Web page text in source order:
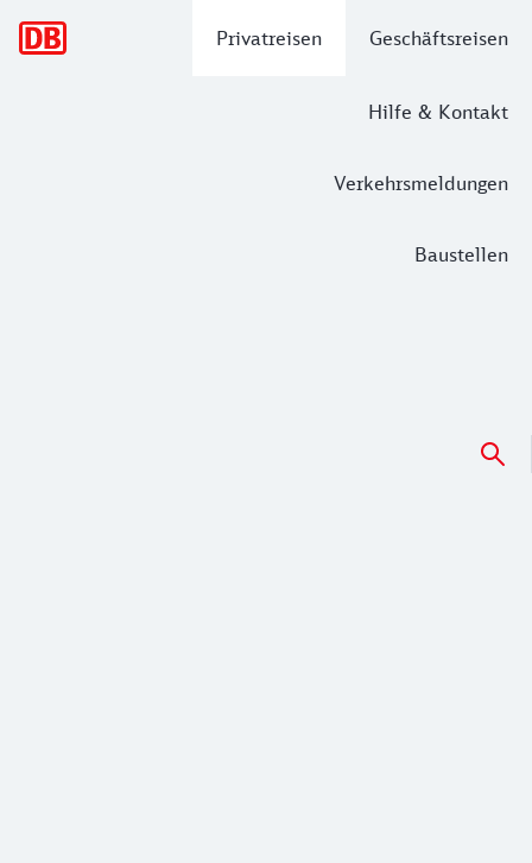
Privatreisen Geschäftsreisen
Hilfe & Kontakt
Verkehrsmeldungen
Baustellen